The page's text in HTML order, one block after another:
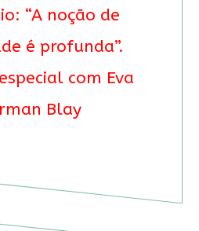
“A noção de
é profunda”.
com Eva
Blay